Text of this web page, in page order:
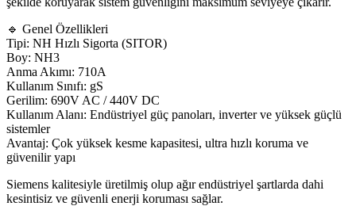
🔹 Genel Özellikleri
Tipi: NH Hızlı Sigorta (SITOR)
Boy: NH3
Anma Akımı: 710A
Kullanım Sınıfı: gS
Gerilim: 690V AC / 440V DC
Kullanım Alanı: Endüstriyel güç panoları, inverter ve yüksek güçlü
sistemler
Avantaj: Çok yüksek kesme kapasitesi, ultra hızlı koruma ve
güvenilir yapı
Siemens kalitesiyle üretilmiş olup ağır endüstriyel şartlarda dahi
kesintisiz ve güvenli enerji koruması sağlar.